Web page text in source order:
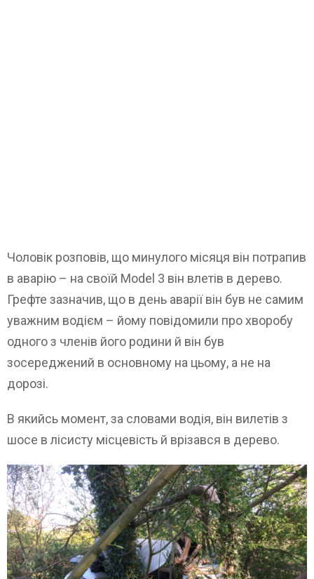
Чоловік розповів, що минулого місяця він потрапив
в аварію – на своїй Model 3 він влетів в дерево.
Грефте зазначив, що в день аварії він був не самим
уважним водієм – йому повідомили про хворобу
одного з членів його родини й він був
зосереджений в основному на цьому, а не на
дорозі.
В якийсь момент, за словами водія, він вилетів з
шосе в лісисту місцевість й врізався в дерево.